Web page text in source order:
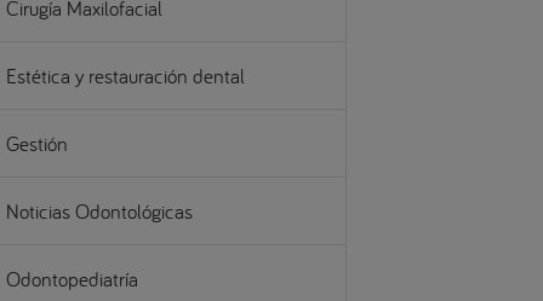
Cirugía Maxilofacial
Estética y restauración dental
Gestión
Noticias Odontológicas
Odontopediatría